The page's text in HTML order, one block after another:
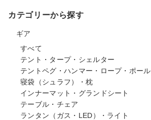
カテゴリーから探す
ギア
すべて
テント・タープ・シェルター
テントペグ・ハンマー・ロープ・ポール
寝袋（シュラフ）・枕
インナーマット・グランドシート
テーブル・チェア
ランタン（ガス・LED）・ライト